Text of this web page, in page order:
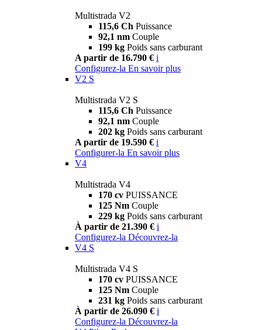
Multistrada V2
115,6 Ch Puissance
92,1 nm Couple
199 kg Poids sans carburant
A partir de 16.790 € i
Configurez-la En savoir plus
V2 S
Multistrada V2 S
115,6 Ch Puissance
92,1 nm Couple
202 kg Poids sans carburant
A partir de 19.590 € i
Configurer-la En savoir plus
V4
Multistrada V4
170 cv PUISSANCE
125 Nm Couple
229 kg Poids sans carburant
À partir de 21.390 € i
Configurez-la Découvrez-la
V4 S
Multistrada V4 S
170 cv PUISSANCE
125 Nm Couple
231 kg Poids sans carburant
À partir de 26.090 € i
Configurez-la Découvrez-la